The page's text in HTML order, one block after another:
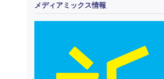
メディアミックス情報